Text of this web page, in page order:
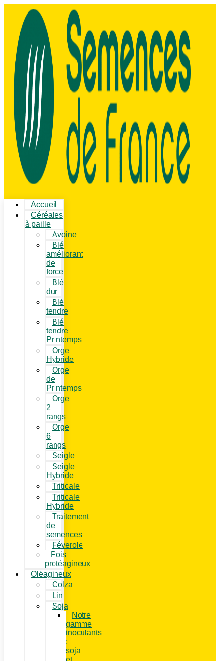
Accueil
Céréales
à paille
Avoine
Blé
améliorant
de
force
Blé
dur
Blé
tendre
Blé
tendre
Printemps
Orge
Hybride
Orge
de
Printemps
Orge
2
rangs
Orge
6
rangs
Seigle
Seigle
Hybride
Triticale
Triticale
Hybride
Traitement
de
semences
Féverole
Pois
protéagineux
Oléagineux
Colza
Lin
Soja
Notre
gamme
inoculants
:
soja
et